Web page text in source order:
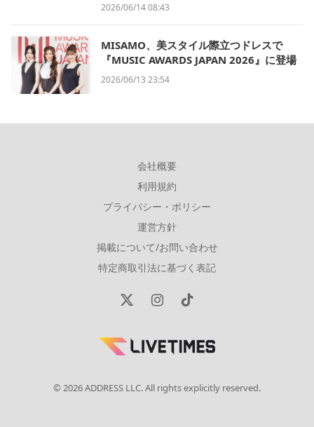
2026/06/14 08:43
MISAMO、美スタイル際立つドレスで
『MUSIC AWARDS JAPAN 2026』に登場
2026/06/13 23:54
会社概要
利用規約
プライバシー・ポリシー
運営方針
掲載について/お問い合わせ
特定商取引法に基づく表記
X
InstagramTikTok
© 2026 ADDRESS LLC. All rights explicitly reserved.